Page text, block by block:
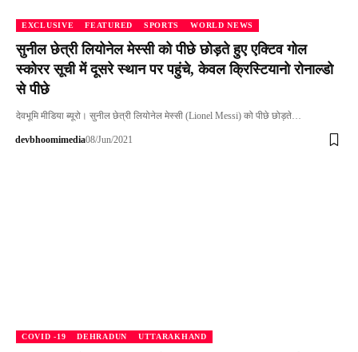
EXCLUSIVE FEATURED SPORTS WORLD NEWS
सुनील छेत्री लियोनेल मेस्सी को पीछे छोड़ते हुए एक्टिव गोल
स्कोरर सूची में दूसरे स्थान पर पहुंचे, केवल क्रिस्टियानो रोनाल्डो
से पीछे
देवभूमि मीडिया ब्यूरो। सुनील छेत्री लियोनेल मेस्सी (Lionel Messi) को पीछे छोड़ते…
devbhoomimedia08/Jun/2021
COVID -19 DEHRADUN UTTARAKHAND